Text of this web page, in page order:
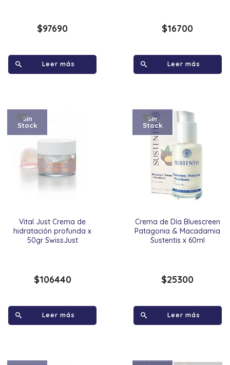
$97690
Leer más
$16700
Leer más
Vital Just Crema de
hidratación profunda x
50gr SwissJust
Sin
Stock
$106440
Leer más
Crema de Día Bluescreen
Patagonia & Macadamia
Sustentis x 60ml
Sin
Stock
$25300
Leer más